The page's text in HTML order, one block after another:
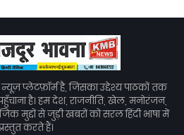
न्यूज़ प्लेटफ़ॉर्म है, जिसका उद्देश्य पाठकों तक
है। हम देश, राजनीति, खेल, मनोरंजन,
मुद्दों से जुड़ी खबरों को सरल हिंदी भाषा में
करते हैं।